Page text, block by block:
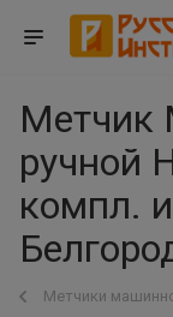
Метчик
ручной
компл.
Метчики